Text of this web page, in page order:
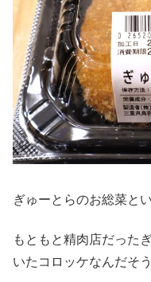
ぎゅーとらのお総菜と
もともと精肉店だった
いたコロッケなんだそう